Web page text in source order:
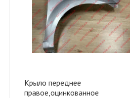
Крыло переднее
правое,оцинкованное